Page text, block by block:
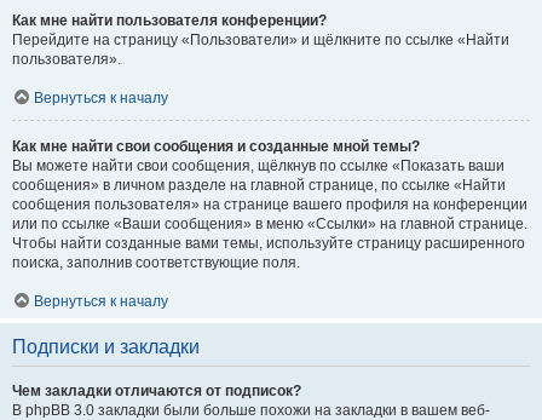
Как мне найти пользователя конференции?
Перейдите на страницу «Пользователи» и щёлкните по ссылке «Найти
пользователя».
Вернуться к началу
Как мне найти свои сообщения и созданные мной темы?
Вы можете найти свои сообщения, щёлкнув по ссылке «Показать ваши
сообщения» в личном разделе на главной странице, по ссылке «Найти
сообщения пользователя» на странице вашего профиля на конференции
или по ссылке «Ваши сообщения» в меню «Ссылки» на главной странице.
Чтобы найти созданные вами темы, используйте страницу расширенного
поиска, заполнив соответствующие поля.
Вернуться к началу
Подписки и закладки
Чем закладки отличаются от подписок?
В phpBB 3.0 закладки были больше похожи на закладки в вашем веб-